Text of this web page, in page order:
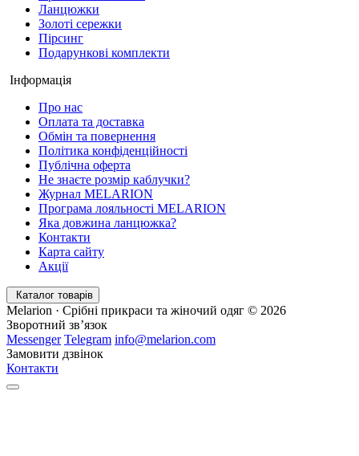
Ланцюжки
Золоті сережки
Пірсинг
Подарункові комплекти
Інформація
Про нас
Оплата та доставка
Обмін та повернення
Політика конфіденційності
Публічна оферта
Не знаєте розмір каблучки?
Журнал MELARION
Програма лояльності MELARION
Яка довжина ланцюжка?
Контакти
Карта сайту
Акції
Каталог товарів
Melarion · Срібні прикраси та жіночий одяг © 2026
Зворотний зв’язок
Messenger Telegram info@melarion.com
Замовити дзвінок
Контакти